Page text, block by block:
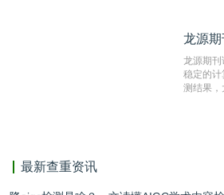
对，利用
有相似
准确率高
龙源
龙源期刊
稳定的计
测结果，
最新查重资讯